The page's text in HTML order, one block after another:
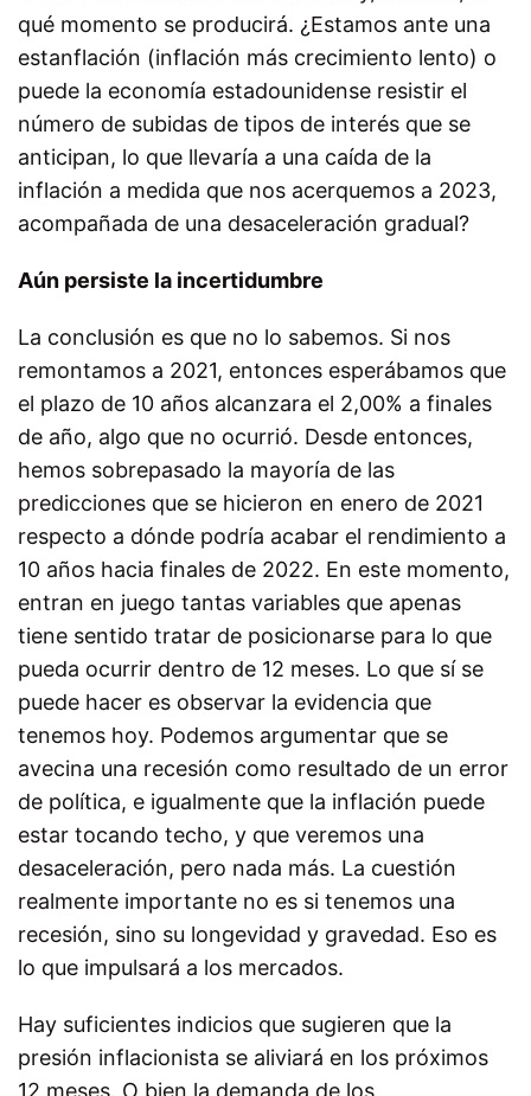
qué momento se producirá. ¿Estamos ante una
estanflación (inflación más crecimiento lento) o
puede la economía estadounidense resistir el
número de subidas de tipos de interés que se
anticipan, lo que llevaría a una caída de la
inflación a medida que nos acerquemos a 2023,
acompañada de una desaceleración gradual?
Aún persiste la incertidumbre
La conclusión es que no lo sabemos. Si nos
remontamos a 2021, entonces esperábamos que
el plazo de 10 años alcanzara el 2,00% a finales
de año, algo que no ocurrió. Desde entonces,
hemos sobrepasado la mayoría de las
predicciones que se hicieron en enero de 2021
respecto a dónde podría acabar el rendimiento a
10 años hacia finales de 2022. En este momento,
entran en juego tantas variables que apenas
tiene sentido tratar de posicionarse para lo que
pueda ocurrir dentro de 12 meses. Lo que sí se
puede hacer es observar la evidencia que
tenemos hoy. Podemos argumentar que se
avecina una recesión como resultado de un error
de política, e igualmente que la inflación puede
estar tocando techo, y que veremos una
desaceleración, pero nada más. La cuestión
realmente importante no es si tenemos una
recesión, sino su longevidad y gravedad. Eso es
lo que impulsará a los mercados.
Hay suficientes indicios que sugieren que la
presión inflacionista se aliviará en los próximos
12 meses. O bien la demanda de los